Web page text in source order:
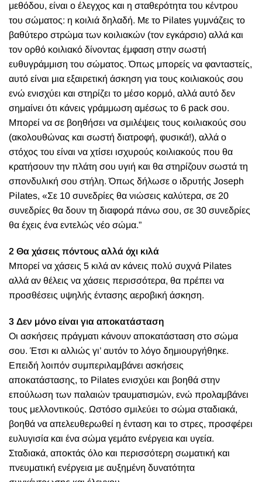
μεθόδου, είναι ο έλεγχος και η σταθερότητα του κέντρου
του σώματος: η κοιλιά δηλαδή. Με το Pilates γυμνάζεις το
βαθύτερο στρώμα των κοιλιακών (τον εγκάρσιο) αλλά και
τον ορθό κοιλιακό δίνοντας έμφαση στην σωστή
ευθυγράμμιση του σώματος. Όπως μπορείς να φανταστείς,
αυτό είναι μια εξαιρετική άσκηση για τους κοιλιακούς σου
ενώ ενισχύει και στηρίζει το μέσο κορμό, αλλά αυτό δεν
σημαίνει ότι κάνεις γράμμωση αμέσως το 6 pack σου.
Μπορεί να σε βοηθήσει να σμιλέψεις τους κοιλιακούς σου
(ακολουθώνας και σωστή διατροφή, φυσικά!), αλλά ο
στόχος του είναι να χτίσει ισχυρούς κοιλιακούς που θα
κρατήσουν την πλάτη σου υγιή και θα στηρίζουν σωστά τη
σπονδυλική σου στήλη. Όπως δήλωσε ο ιδρυτής Joseph
Pilates, «Σε 10 συνεδρίες θα νιώσεις καλύτερα, σε 20
συνεδρίες θα δουν τη διαφορά πάνω σου, σε 30 συνεδρίες
θα έχεις ένα εντελώς νέο σώμα.”
2 Θα χάσεις πόντους αλλά όχι κιλά
Μπορεί να χάσεις 5 κιλά αν κάνεις πολύ συχνά Pilates
αλλά αν θέλεις να χάσεις περισσότερα, θα πρέπει να
προσθέσεις υψηλής έντασης αεροβική άσκηση.
3 Δεν μόνο είναι για αποκατάσταση
Οι ασκήσεις πράγματι κάνουν αποκατάσταση στο σώμα
σου. Έτσι κι αλλιώς γι’ αυτόν το λόγο δημιουργήθηκε.
Επειδή λοιπόν συμπεριλαμβάνει ασκήσεις
αποκατάστασης, το Pilates ενισχύει και βοηθά στην
επούλωση των παλαιών τραυματισμών, ενώ προλαμβάνει
τους μελλοντικούς. Ωστόσο σμιλεύει το σώμα σταδιακά,
βοηθά να απελευθερωθεί η ένταση και το στρες, πρoσφέρει
ευλυγισία και ένα σώμα γεμάτο ενέργεια και υγεία.
Σταδιακά, αποκτάς όλο και περισσότερη σωματική και
πνευματική ενέργεια με αυξημένη δυνατότητα